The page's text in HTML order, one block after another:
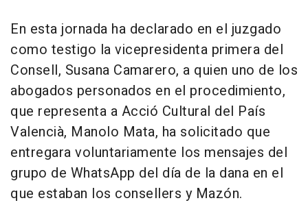
En esta jornada ha declarado en el juzgado
como testigo la vicepresidenta primera del
Consell, Susana Camarero, a quien uno de los
abogados personados en el procedimiento,
que representa a Acció Cultural del País
Valencià, Manolo Mata, ha solicitado que
entregara voluntariamente los mensajes del
grupo de WhatsApp del día de la dana en el
que estaban los consellers y Mazón.